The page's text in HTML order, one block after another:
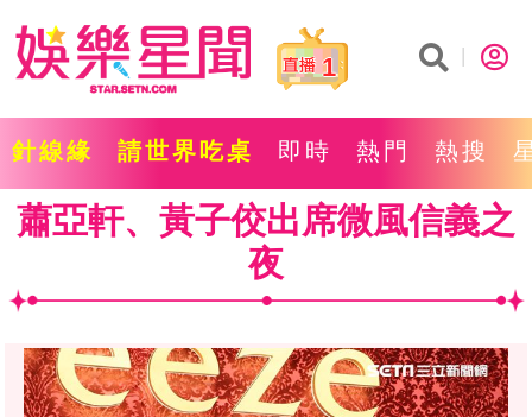
1
針線緣 請世界吃桌 即時 熱門 熱搜
蕭亞軒、黃子佼出席微風信義之
夜